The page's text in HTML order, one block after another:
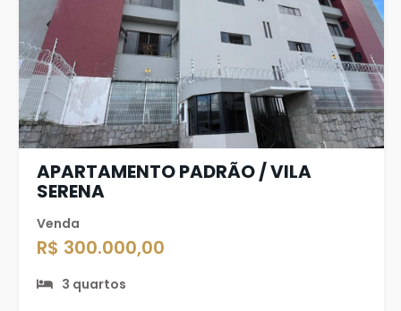
APARTAMENTO PADRÃO / VILA
SERENA
Venda
R$ 300.000,00
3 quartos